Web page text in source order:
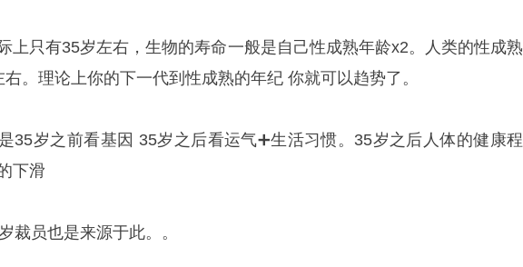
上只有35岁左右，生物的寿命一般是自己性成熟年龄x2。人类的性成熟
。理论上你的下一代到性成熟的年纪 你就可以趋势了。
35岁之前看基因 35岁之后看运气➕生活习惯。35岁之后人体的健康程
下滑
裁员也是来源于此。。